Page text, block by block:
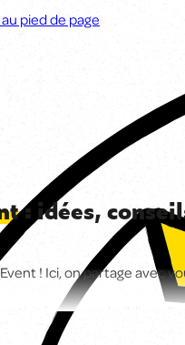
pied de page
: idées,
! Ici, on partage avec
activité de team building,